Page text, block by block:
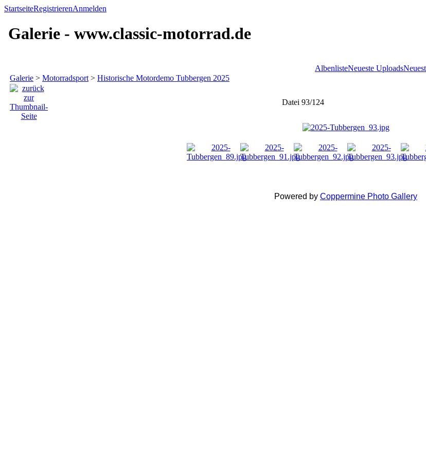
StartseiteRegistrierenAnmelden
Galerie - www.classic-motorrad.de
AlbenlisteNeueste Uploads
Galerie > Motorradsport > Historische Motordemo Tubbergen 2025
Datei 93/124
Powered by Coppermine Photo Gallery